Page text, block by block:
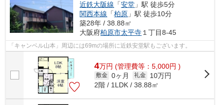
近鉄大阪線 「安堂 」駅 徒歩5分
関西本線 「柏原 」駅 徒歩10分
築28年 / 38.88㎡
大阪府柏原市太平寺 １丁目8-45
「キャンベル山本」周辺には69mの場所に近鉄安堂駅もございます。
4万円 (管理費等：5,000円 )
敷金 0ヶ月 礼金
10万円
2階 / 1LDK / 38.88㎡